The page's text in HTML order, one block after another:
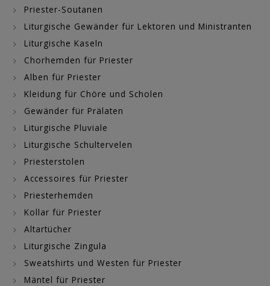
Priester-Soutanen
Liturgische Gewänder für Lektoren und Ministranten
Liturgische Kaseln
Chorhemden für Priester
Alben für Priester
Kleidung für Chöre und Scholen
Gewänder für Prälaten
Liturgische Pluviale
Liturgische Schultervelen
Priesterstolen
Accessoires für Priester
Priesterhemden
Kollar für Priester
Altartücher
Liturgische Zingula
Sweatshirts und Westen für Priester
Mäntel für Priester